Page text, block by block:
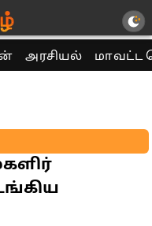
அரசியல் மாவட்ட